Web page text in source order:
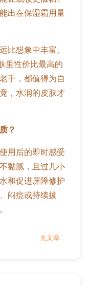
出在保湿霜用量
比想象中丰富。
里性价比最高的
手，都值得为自
，水润的皮肤才
？
用后的即时感受
黏腻，且过几小
和促进屏障修护
闷痘或持续拔
无文章